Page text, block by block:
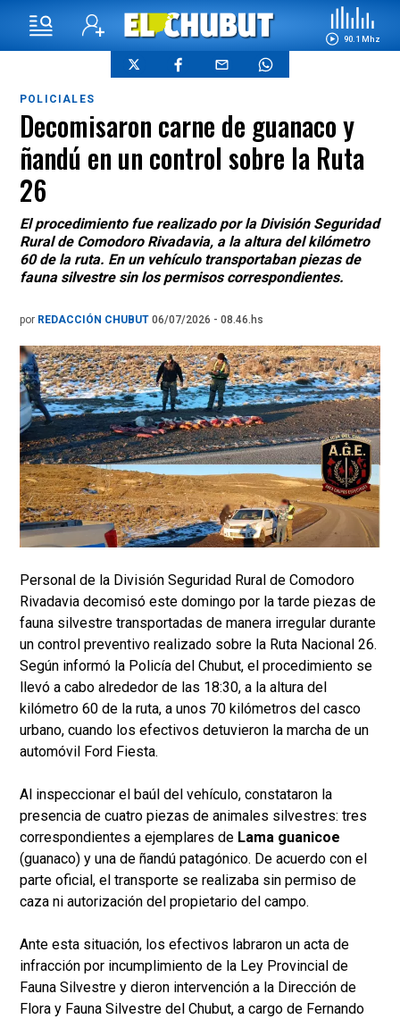
90.1 Mhz
POLICIALES
Decomisaron carne de guanaco y
ñandú en un control sobre la Ruta
26
El procedimiento fue realizado por la División Seguridad
Rural de Comodoro Rivadavia, a la altura del kilómetro
60 de la ruta. En un vehículo transportaban piezas de
fauna silvestre sin los permisos correspondientes.
por REDACCIÓN CHUBUT 06/07/2026 - 08.46.hs
Personal de la División Seguridad Rural de Comodoro
Rivadavia decomisó este domingo por la tarde piezas de
fauna silvestre transportadas de manera irregular durante
un control preventivo realizado sobre la Ruta Nacional 26.
Según informó la Policía del Chubut, el procedimiento se
llevó a cabo alrededor de las 18:30, a la altura del
kilómetro 60 de la ruta, a unos 70 kilómetros del casco
urbano, cuando los efectivos detuvieron la marcha de un
automóvil Ford Fiesta.
Al inspeccionar el baúl del vehículo, constataron la
presencia de cuatro piezas de animales silvestres: tres
correspondientes a ejemplares de Lama guanicoe
(guanaco) y una de ñandú patagónico. De acuerdo con el
parte oficial, el transporte se realizaba sin permiso de
caza ni autorización del propietario del campo.
Ante esta situación, los efectivos labraron un acta de
infracción por incumplimiento de la Ley Provincial de
Fauna Silvestre y dieron intervención a la Dirección de
Flora y Fauna Silvestre del Chubut, a cargo de Fernando